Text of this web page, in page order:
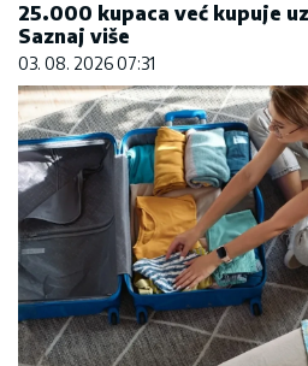
25.000 kupaca već kupuje
Saznaj više
03. 08. 2026 07:31